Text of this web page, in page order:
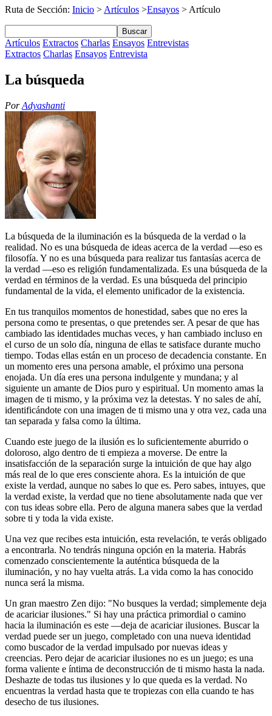
Ruta de Sección: Inicio > Artículos >Ensayos > Artículo
Buscar
Artículos Extractos Charlas Ensayos Entrevistas
Extractos Charlas Ensayos Entrevista
La búsqueda
PorAdyashanti
La búsqueda de la iluminación es la búsqueda de la verdad o la
realidad. No es una búsqueda de ideas acerca de la verdad —eso es
filosofía. Y no es una búsqueda para realizar tus fantasías acerca de
la verdad —eso es religión fundamentalizada. Es una búsqueda de la
verdad en términos de la verdad. Es una búsqueda del principio
fundamental de la vida, el elemento unificador de la existencia.
En tus tranquilos momentos de honestidad, sabes que no eres la
persona como te presentas, o que pretendes ser. A pesar de que has
cambiado las identidades muchas veces, y han cambiado incluso en
el curso de un solo día, ninguna de ellas te satisface durante mucho
tiempo. Todas ellas están en un proceso de decadencia constante. En
un momento eres una persona amable, el próximo una persona
enojada. Un día eres una persona indulgente y mundana; y al
siguiente un amante de Dios puro y espiritual. Un momento amas la
imagen de ti mismo, y la próxima vez la detestas. Y no sales de ahí,
identificándote con una imagen de ti mismo una y otra vez, cada una
tan separada y falsa como la última.
Cuando este juego de la ilusión es lo suficientemente aburrido o
doloroso, algo dentro de ti empieza a moverse. De entre la
insatisfacción de la separación surge la intuición de que hay algo
más real de lo que eres consciente ahora. Es la intuición de que
existe la verdad, aunque no sabes lo que es. Pero sabes, intuyes, que
la verdad existe, la verdad que no tiene absolutamente nada que ver
con tus ideas sobre ella. Pero de alguna manera sabes que la verdad
sobre ti y toda la vida existe.
Una vez que recibes esta intuición, esta revelación, te verás obligado
a encontrarla. No tendrás ninguna opción en la materia. Habrás
comenzado conscientemente la auténtica búsqueda de la
iluminación, y no hay vuelta atrás. La vida como la has conocido
nunca será la misma.
Un gran maestro Zen dijo: "No busques la verdad; simplemente deja
de acariciar ilusiones." Si hay una práctica primordial o camino
hacia la iluminación es este —deja de acariciar ilusiones. Buscar la
verdad puede ser un juego, completado con una nueva identidad
como buscador de la verdad impulsado por nuevas ideas y
creencias. Pero dejar de acariciar ilusiones no es un juego; es una
forma valiente e íntima de deconstrucción de ti mismo hasta la nada.
Deshazte de todas tus ilusiones y lo que queda es la verdad. No
encuentras la verdad hasta que te tropiezas con ella cuando te has
desecho de tus ilusiones.